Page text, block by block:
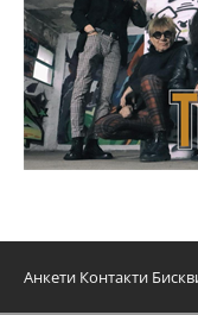
Анкети Контакти